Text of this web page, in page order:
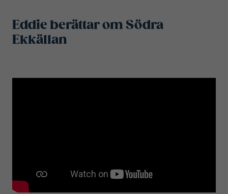
Eddie berättar om Södra
Ekkällan